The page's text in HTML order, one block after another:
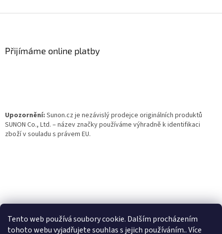
Tento web používá soubory cookie. Dalším procházením
tohoto webu vyjadřujete souhlas s jejich používáním.. Více
Přijímáme online platby
Upozornění: Sunon.cz je nezávislý prodejce originálních produktů
SUNON Co., Ltd. – název značky používáme výhradně k identifikaci
zboží v souladu s právem EU.